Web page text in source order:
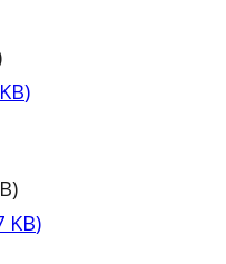
KB)
)
KB)